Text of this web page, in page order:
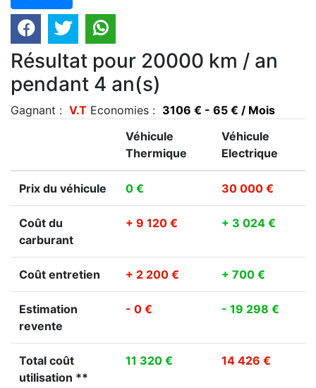
Résultat pour 20000 km / an
pendant 4 an(s)
Gagnant : V.T Economies : 3106 € - 65 € / Mois
Véhicule
Thermique
Véhicule
Electrique
Prix du véhicule 0 € 30 000 €
Coût du
carburant
+ 9 120 € + 3 024 €
Coût entretien + 2 200 € + 700 €
Estimation
revente
- 0 € - 19 298 €
Total coût
utilisation **
11 320 € 14 426 €